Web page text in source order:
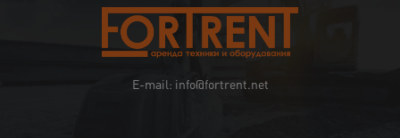
E-mail: info@fortrent.net